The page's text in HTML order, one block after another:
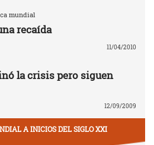
mundial
recaída
11/04/2010
la crisis pero siguen
12/09/2009
A INICIOS DEL SIGLO XXI